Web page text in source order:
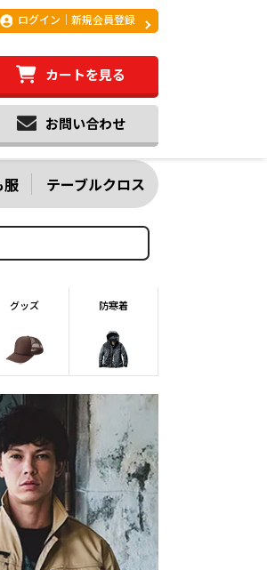
ログイン｜新規会員登録
カートを見る
お問い合わせ
服 テーブルクロス
グッズ 防寒着